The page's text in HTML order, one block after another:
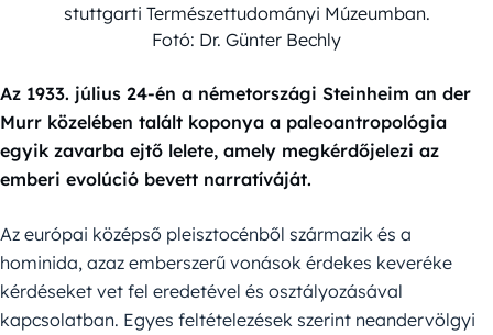
stuttgarti Természettudományi Múzeumban.
Fotó: Dr. Günter Bechly
Az 1933. július 24-én a németországi Steinheim an der
Murr közelében talált koponya a paleoantropológia
egyik zavarba ejtő lelete, amely megkérdőjelezi az
emberi evolúció bevett narratíváját.
Az európai középső pleisztocénből származik és a
hominida, azaz emberszerű vonások érdekes keveréke
kérdéseket vet fel eredetével és osztályozásával
kapcsolatban. Egyes feltételezések szerint neandervölgyi